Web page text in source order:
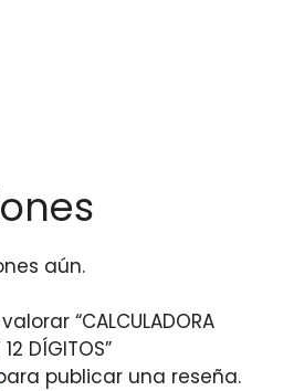
aún.
“CALCULADORA
DÍGITOS”
publicar una reseña.